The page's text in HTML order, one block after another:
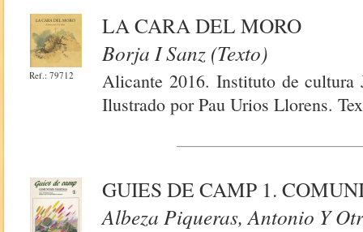
Ref.: 79712
LA CARA DEL MORO
Borja I Sanz (Texto)
Alicante 2016. Instituto de
Ilustrado por Pau Urios Llorens.
GUIES DE CAMP 1.
Albeza Piqueras, Antonio Y